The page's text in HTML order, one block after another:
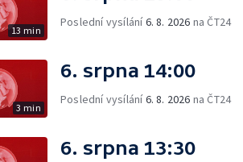
13 min
Poslední vysílání6. 8. 2026 na ČT24
3 min
6. srpna 14:00
Poslední vysílání6. 8. 2026 na ČT24
6. srpna 13:30